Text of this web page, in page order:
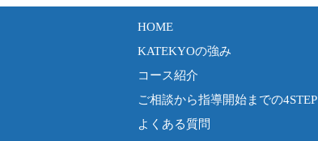
HOME
KATEKYOの強み
コース紹介
ご相談から指導開始までの4STEP
よくある質問